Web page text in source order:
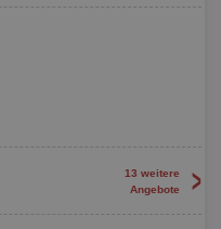
13 weitere
Angebote
>